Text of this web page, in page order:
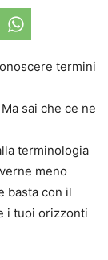
termini
sai che ce ne
terminologia
meno
basta con il
i tuoi orizzonti